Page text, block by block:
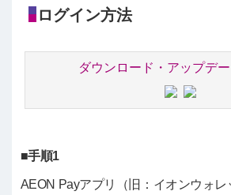
ログイン方法
ダウンロード・アップデ
■手順1
AEON Payアプリ（旧：イオンウォレ